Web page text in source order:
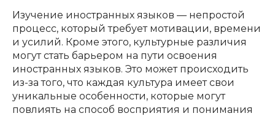
Изучение иностранных языков — непростой
процесс, который требует мотивации, времени
и усилий. Кроме этого, культурные различия
могут стать барьером на пути освоения
иностранных языков. Это может происходить
из-за того, что каждая культура имеет свои
уникальные особенности, которые могут
повлиять на способ восприятия и понимания